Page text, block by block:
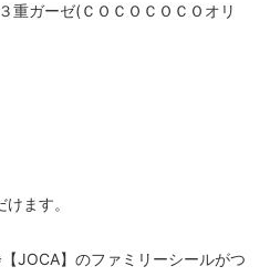
重ガーゼ(ＣＯＣＯＣＯＣＯオリ
ます。
JOCA】のファミリーシールがつ